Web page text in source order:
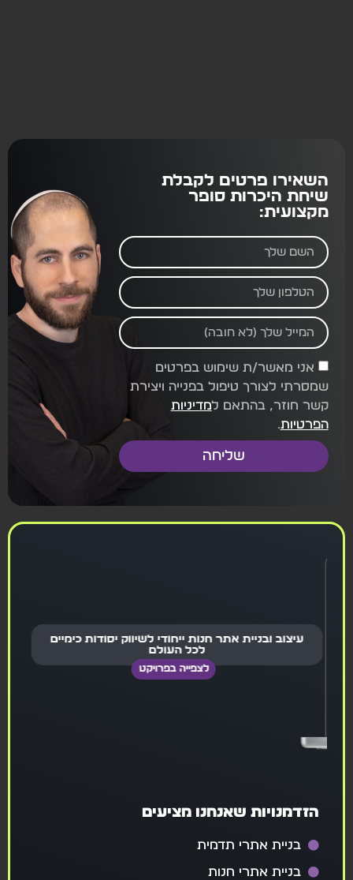
השאירו פרטים לקבלת
שיחת היכרות סופר
מקצועית:
אני מאשר/ת שימוש בפרטים
שמסרתי לצורך טיפול בפנייה ויצירת
קשר חוזר, בהתאם למדיניות
הפרטיות.
שליחה
עיצוב ובניית אתר חנות ייחודי לשיווק יסודות כימיים
לכל העולם
לצפייה בפרויקט
הזדמנויות שאנחנו מציעים
בניית אתרי תדמית
בניית אתרי חנות